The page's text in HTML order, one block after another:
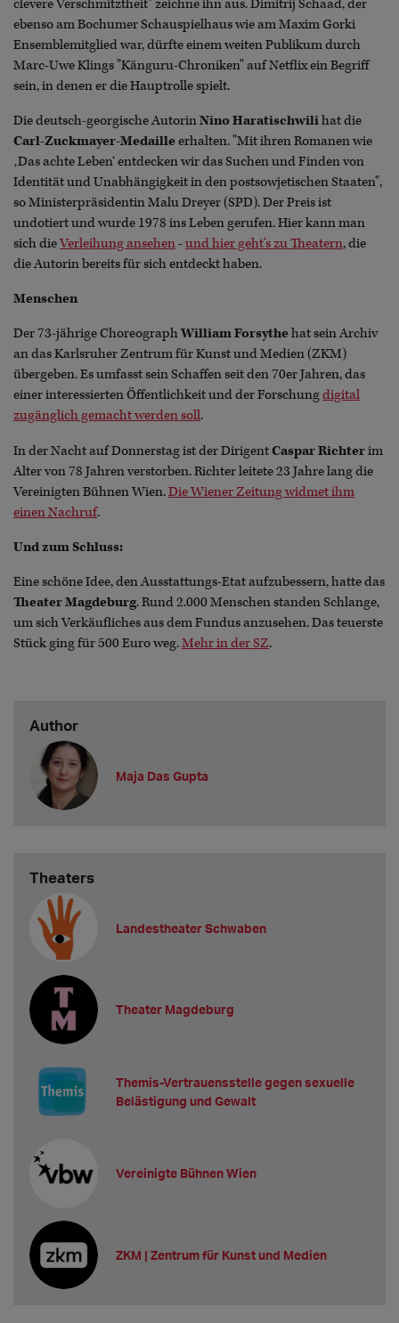
clevere Verschmitztheit" zeichne ihn aus. Dimitrij Schaad, der
ebenso am Bochumer Schauspielhaus wie am Maxim Gorki
Ensemblemitglied war, dürfte einem weiten Publikum durch
Marc-Uwe Klings "Känguru-Chroniken" auf Netflix ein Begriff
sein, in denen er die Hauptrolle spielt.
Die deutsch-georgische AutorinNino Haratischwilihat die
Carl-Zuckmayer-Medailleerhalten. "Mit ihren Romanen wie
‚Das achte Leben‘ entdecken wir das Suchen und Finden von
Identität und Unabhängigkeit in den postsowjetischen Staaten",
so Ministerpräsidentin Malu Dreyer (SPD). Der Preis ist
undotiert und wurde 1978 ins Leben gerufen. Hier kann man
sich dieVerleihung ansehen-und hier geht’s zu Theatern, die
die Autorin bereits für sich entdeckt haben.
Menschen
Der 73-jährige ChoreographWilliam Forsythehat sein Archiv
an das Karlsruher Zentrum für Kunst und Medien (ZKM)
übergeben. Es umfasst sein Schaffen seit den 70er Jahren, das
einer interessierten Öffentlichkeit und der Forschungdigital
zugänglich gemacht werden soll.
In der Nacht auf Donnerstag ist der DirigentCaspar Richterim
Alter von 78 Jahren verstorben. Richter leitete 23 Jahre lang die
Vereinigten Bühnen Wien.Die Wiener Zeitung widmet ihm
einen Nachruf.
Und zum Schluss:
Eine schöne Idee, den Ausstattungs-Etat aufzubessern, hatte das
Theater Magdeburg. Rund 2.000 Menschen standen Schlange,
um sich Verkäufliches aus dem Fundus anzusehen. Das teuerste
Stück ging für 500 Euro weg.Mehr in der SZ.
Author
Maja Das Gupta
Theaters
Landestheater Schwaben
Theater Magdeburg
Themis-Vertrauensstelle gegen sexuelle
Belästigung und Gewalt
Vereinigte Bühnen Wien
ZKM | Zentrum für Kunst und Medien